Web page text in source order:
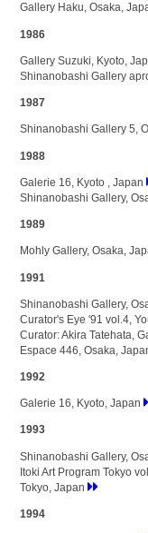
Gallery Haku, Osaka,
1986
Gallery Suzuki, Kyoto,
Shinanobashi Gallery
1987
Shinanobashi Gallery 5,
1988
Galerie 16, Kyoto , Japan
Shinanobashi Gallery,
1989
Mohly Gallery, Osaka,
1991
Shinanobashi Gallery,
Curator's Eye '91 vol.4,
Curator: Akira Tatehata,
Espace 446, Osaka,
1992
Galerie 16, Kyoto, Japan
1993
Shinanobashi Gallery,
Itoki Art Program Tokyo
Tokyo, Japan
1994